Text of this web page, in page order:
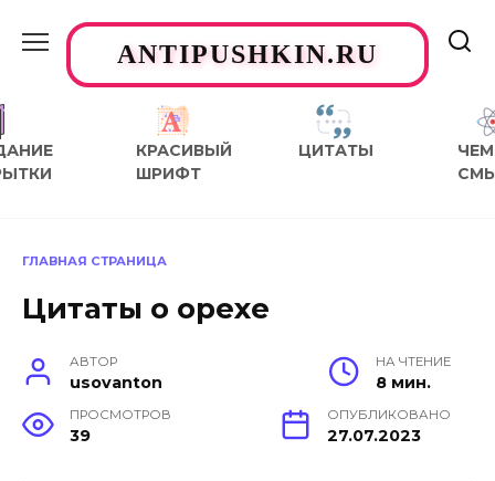
содержаниюANTIPUSHKIN.RU
КРАСИВЫЙ
ШРИФТ
ЦИТАТЫ
ЧЕМ
ГЛАВНАЯ СТРАНИЦА
Цитаты о орехе
АВТОР
usovanton
НА ЧТЕНИЕ
8 мин.
ПРОСМОТРОВ
39
ОПУБЛИКОВАНО
27.07.2023